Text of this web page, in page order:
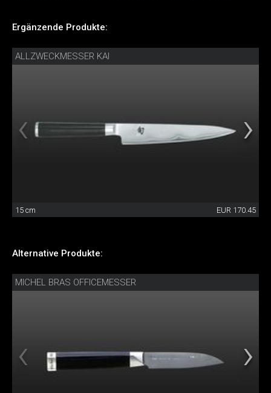
Ergänzende Produkte:
ALLZWECKMESSER KAI
15 cm EUR 170.45
Alternative Produkte:
MICHEL BRAS OFFICEMESSER